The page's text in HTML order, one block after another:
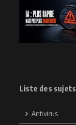
Liste des sujets
Antivirus